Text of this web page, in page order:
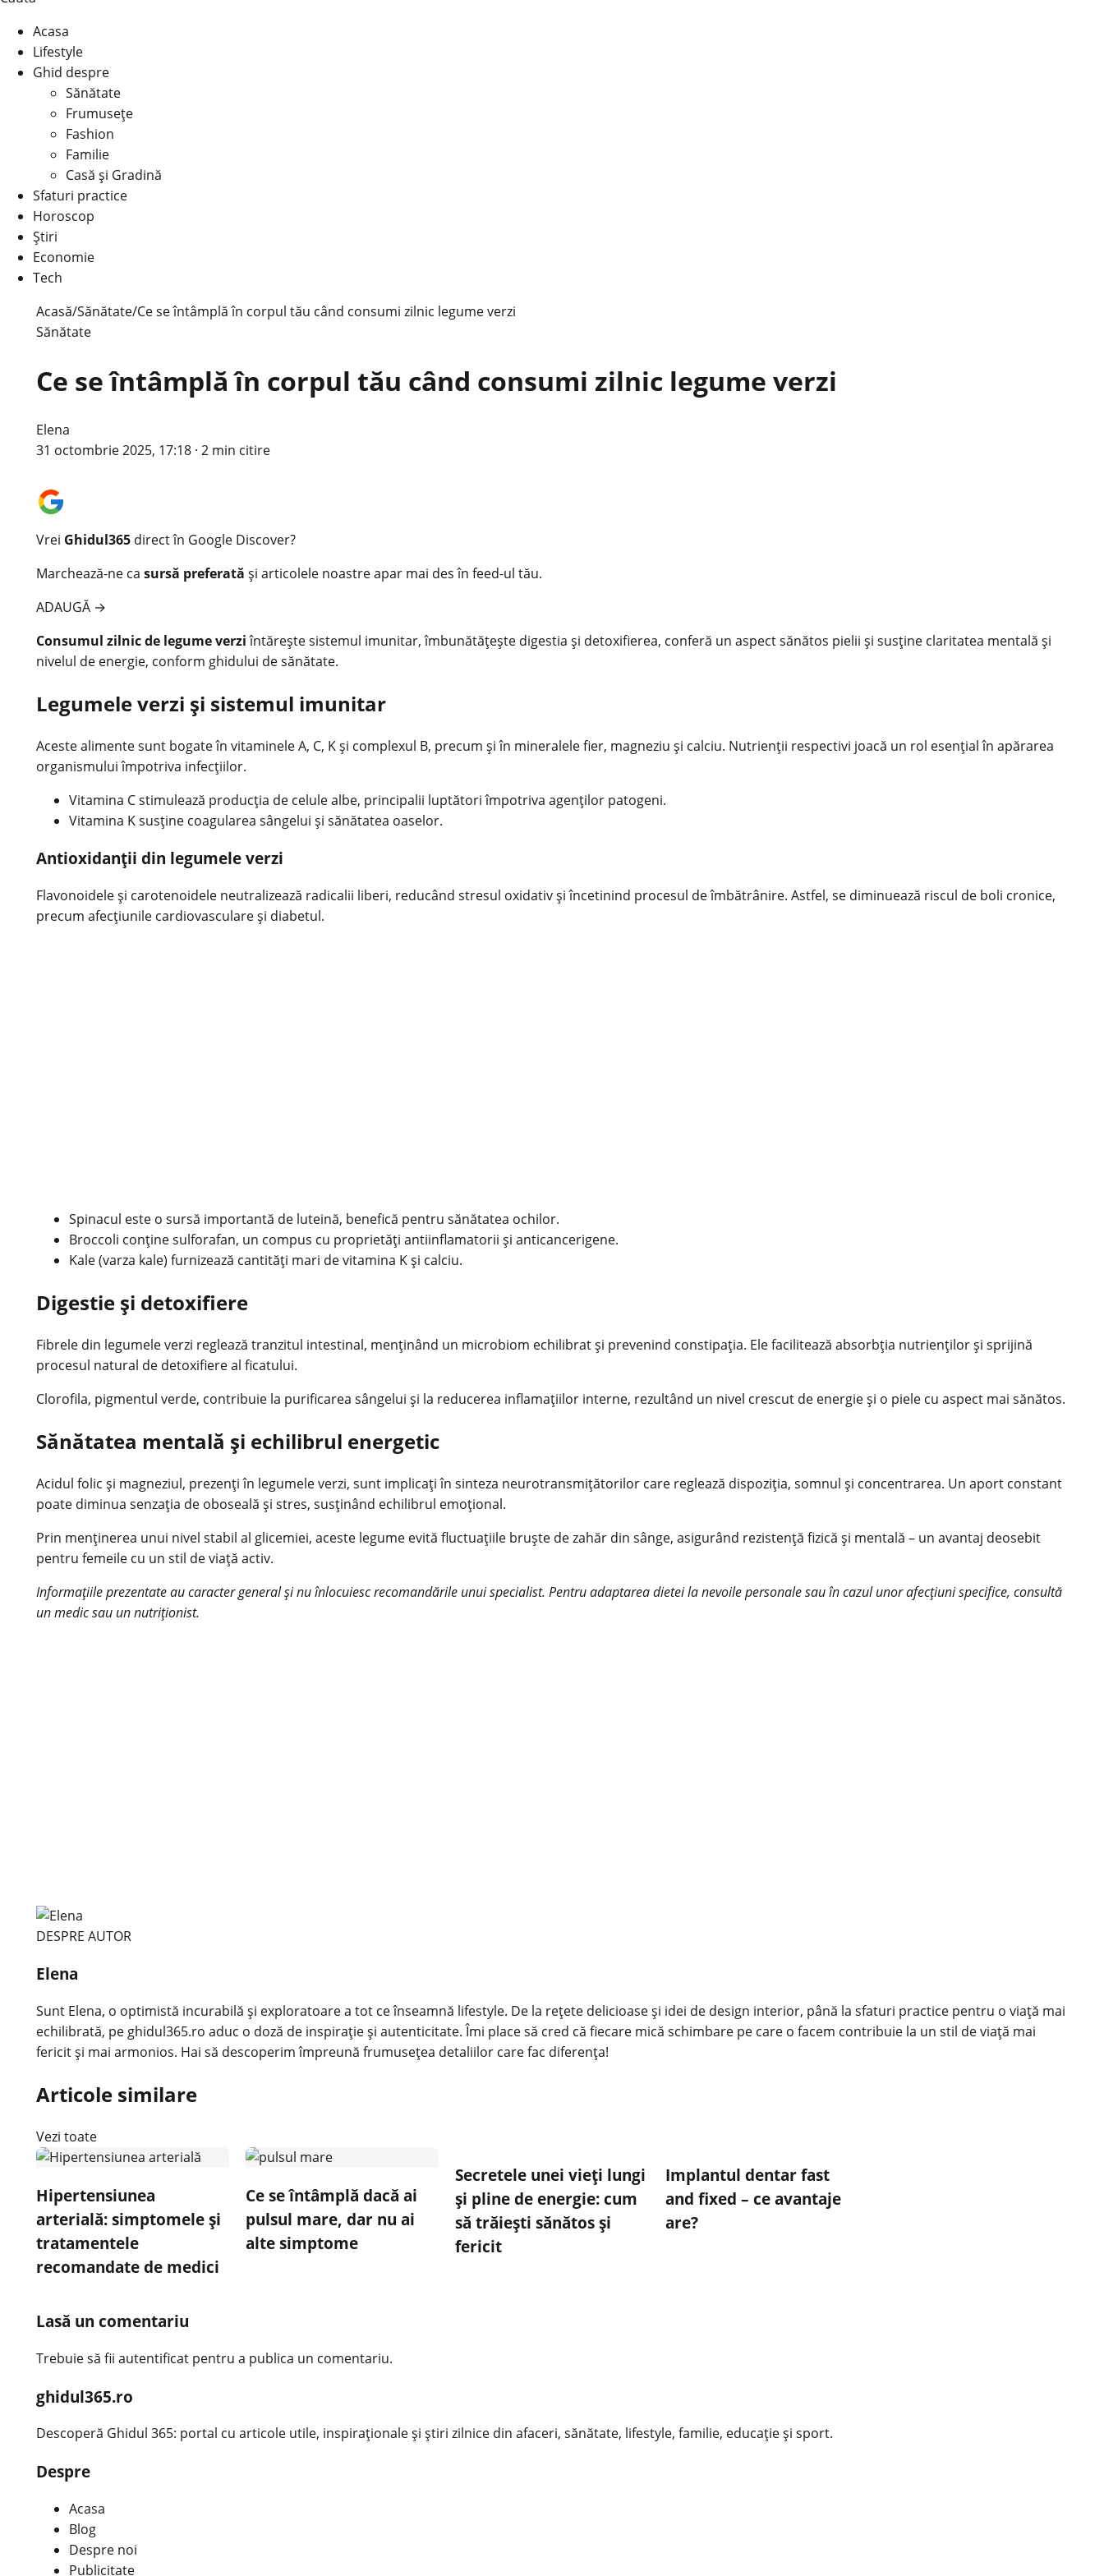
Acasa
Lifestyle
Ghid despre
Sănătate
Frumusețe
Fashion
Familie
Casă şi Gradină
Sfaturi practice
Horoscop
Știri
Economie
Tech
Acasă/Sănătate/Ce se întâmplă în corpul tău când consumi zilnic legume verzi
Sănătate
Ce se întâmplă în corpul tău când consumi zilnic legume verzi
Elena
31 octombrie 2025, 17:18 · 2 min citire
Vrei Ghidul365 direct în Google Discover?
Marchează-ne ca sursă preferată și articolele noastre apar mai des în feed-ul tău.
ADAUGĂ →
Consumul zilnic de legume verziîntăreștesistemul imunitar, îmbunătățește digestia și detoxifierea, conferă un aspect sănătos pielii și susține claritatea mentală și
nivelul de energie, conform ghidului de sănătate.
Legumele verzi și sistemul imunitar
Aceste alimente sunt bogate în vitaminele A, C, K și complexul B, precum și în mineralele fier, magneziu și calciu. Nutrienții respectivi joacă un rol esențial în apărarea
organismului împotriva infecțiilor.
Vitamina C stimulează producția de celule albe, principalii luptători împotriva agenților patogeni.
Vitamina K susține coagularea sângelui și sănătatea oaselor.
Antioxidanții din legumele verzi
Flavonoidele și carotenoidele neutralizează radicalii liberi, reducând stresul oxidativ și încetinind procesul de îmbătrânire. Astfel, se diminuează riscul de boli cronice,
precum afecțiunile cardiovasculare și diabetul.
Spinacul este o sursă importantă de luteină, benefică pentru sănătatea ochilor.
Broccoli conține sulforafan, un compus cu proprietăți antiinflamatorii și anticancerigene.
Kale (varza kale) furnizează cantități mari de vitamina K și calciu.
Digestie și detoxifiere
Fibrele din legumele verzi reglează tranzitul intestinal, menținând un microbiom echilibrat și prevenind constipația. Ele facilitează absorbția nutrienților și sprijină
procesul natural de detoxifiereal ficatului.
Clorofila, pigmentul verde, contribuie la purificarea sângelui și la reducerea inflamațiilor interne, rezultând un nivel crescut de energie și o piele cu aspect mai sănătos.
Sănătatea mentală și echilibrul energetic
Acidul folic și magneziul, prezenți în legumele verzi, sunt implicați în sinteza neurotransmițătorilor care reglează dispoziția, somnul și concentrarea. Un aport constant
poate diminua senzația de oboseală și stres, susținând echilibrul emoțional.
Prin menținerea unui nivel stabil al glicemiei, aceste legume evită fluctuațiile bruște de zahăr din sânge, asigurând rezistență fizică și mentală – un avantaj deosebit
pentru femeile cu un stil de viață activ.
Informațiile prezentate au caracter general și nu înlocuiesc recomandările unui specialist. Pentru adaptarea dietei la nevoile personale sau în cazul unor afecțiuni specifice, consultă
un medic sau un nutriționist.
DESPRE AUTOR
Elena
Sunt Elena, o optimistă incurabilă și exploratoare a tot ce înseamnă lifestyle. De la rețete delicioase și idei de design interior, până la sfaturi practice pentru o viață mai
echilibrată, pe ghidul365.ro aduc o doză de inspirație și autenticitate. Îmi place să cred că fiecare mică schimbare pe care o facem contribuie la un stil de viață mai
fericit și mai armonios. Hai să descoperim împreună frumusețea detaliilor care fac diferența!
Articole similare
Vezi toate
Hipertensiunea
arterială: simptomele și
tratamentele
recomandate de medici
Ce se întâmplă dacă ai
pulsul mare, dar nu ai
alte simptome
Secretele unei vieți lungi
și pline de energie: cum
să trăiești sănătos și
fericit
Implantul dentar fast
and fixed – ce avantaje
are?
Lasă un comentariu
Trebuie să fii autentificat pentru a publica un comentariu.
ghidul365.ro
Descoperă Ghidul 365: portal cu articole utile, inspiraționale și știri zilnice din afaceri, sănătate, lifestyle, familie, educație și sport.
Despre
Acasa
Blog
Despre noi
Publicitate